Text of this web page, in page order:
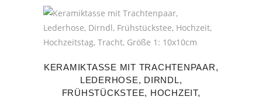
KERAMIKTASSE MIT TRACHTENPAAR,
LEDERHOSE, DIRNDL,
FRÜHSTÜCKSTEE, HOCHZEIT,